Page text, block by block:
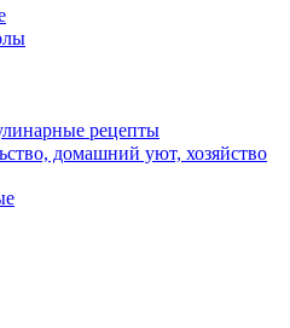
рецепты
домашний уют, хозяйство